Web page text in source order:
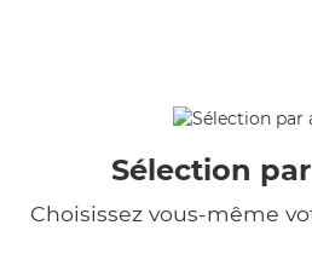
Sélection
Choisissez vous-même